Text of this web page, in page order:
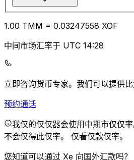
1.00 TMM = 0.03247558 XOF
中间市场汇率于 UTC 14:28
立即咨询货币专家。 我们可以提供比
预约通话
我仅的仅仅器会使用中期市仅仅
不会仅得此仅率。 仅看仅款仅率。
您知道可以通过 Xe 向国外汇款吗？